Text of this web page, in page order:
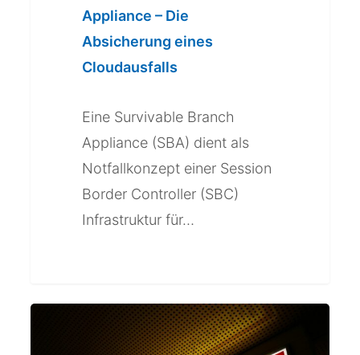
Appliance – Die
Absicherung eines
Cloudausfalls
Eine Survivable Branch
Appliance (SBA) dient als
Notfallkonzept einer Session
Border Controller (SBC)
Infrastruktur für…